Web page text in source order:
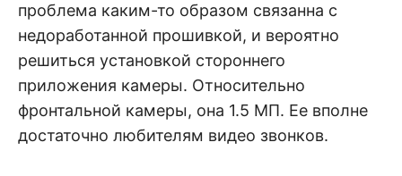
проблема каким-то образом связанна с
недоработанной прошивкой, и вероятно
решиться установкой стороннего
приложения камеры. Относительно
фронтальной камеры, она 1.5 МП. Ее вполне
достаточно любителям видео звонков.